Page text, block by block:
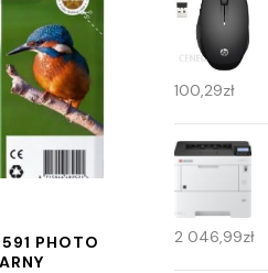
PHOTO
100,29zł
2 046,99zł